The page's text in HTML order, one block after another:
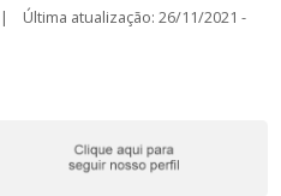
Última atualização: 26/11/2021 -